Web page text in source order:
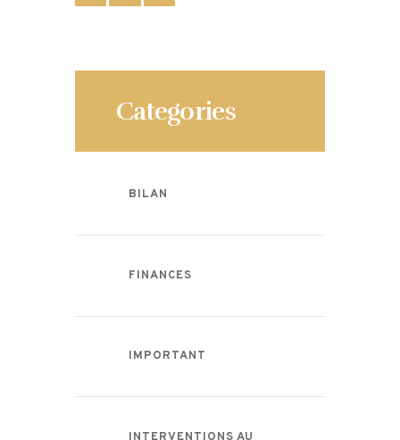
Categories
BILAN
FINANCES
IMPORTANT